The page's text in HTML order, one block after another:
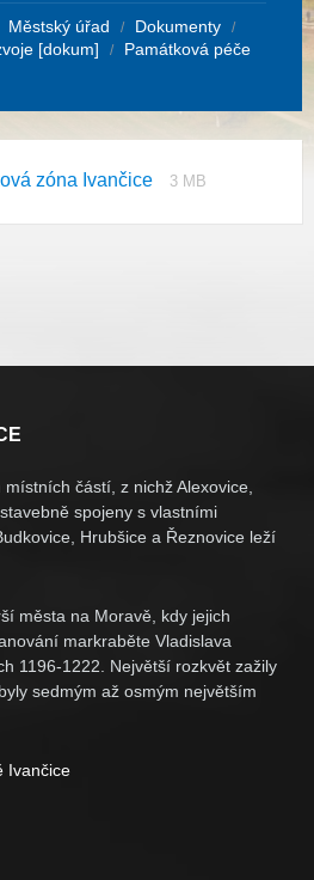
Městský úřad / Dokumenty /
[dokum] /
Památková péče
zóna Ivančice
Prípona
zip
Veľkosť
3 MB
částí, z nichž Alexovice,
spojeny s vlastními
Hrubšice a Řeznovice leží
města na Moravě, kdy jejich
markraběte Vladislava
1196-1222. Největší rozkvět zažily
sedmým až osmým největším
Ivančice